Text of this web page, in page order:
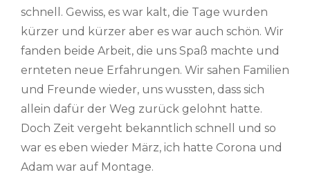
schnell. Gewiss, es war kalt, die Tage wurden
kürzer und kürzer aber es war auch schön. Wir
fanden beide Arbeit, die uns Spaß machte und
ernteten neue Erfahrungen. Wir sahen Familien
und Freunde wieder, uns wussten, dass sich
allein dafür der Weg zurück gelohnt hatte.
Doch Zeit vergeht bekanntlich schnell und so
war es eben wieder März, ich hatte Corona und
Adam war auf Montage.